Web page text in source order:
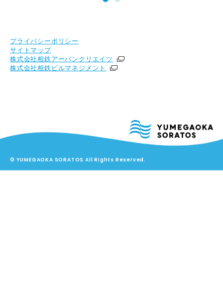
プライバシーポリシー
サイトマップ
株式会社相鉄アーバンクリエイツ
株式会社相鉄ビルマネジメント
© YUMEGAOKA SORATOS All Rights Reserved.